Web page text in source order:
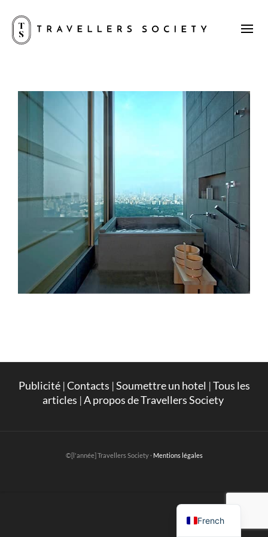
Publicité|Contacts |Soumettre un hotel |Tous les
articles |A propos de Travellers Society
©[l'année] Travellers Society · Mentions légales
French